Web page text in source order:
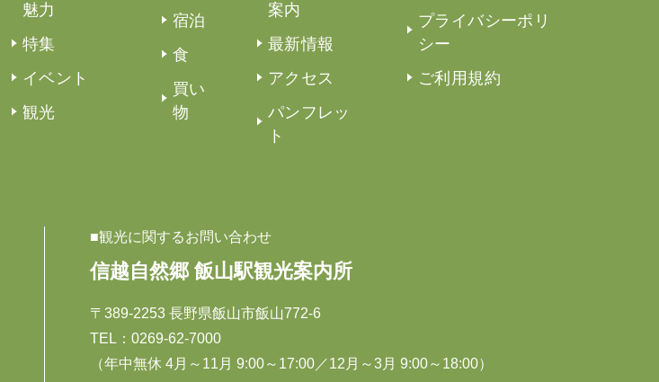
魅力
特集
イベント
観光
宿泊
食
買い
物
案内
最新情報
アクセス
パンフレッ
ト
プライバシーポリ
シー
ご利用規約
■観光に関するお問い合わせ
信越自然郷 飯山駅観光案内所
〒389-2253 長野県飯山市飯山772-6
TEL： 0269-62-7000
（年中無休 4月～11月 9:00～17:00／12月～3月 9:00～18:00）